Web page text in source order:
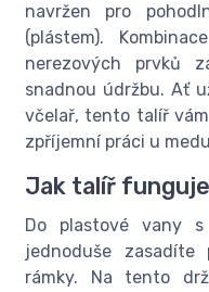
navržen pro
(plástem).
nerezových prvků
snadnou údržbu. Ať
včelař, tento talíř
zpříjemní práci u
Jak talíř
Do plastové vany
jednoduše zasadíte
rámky. Na tento